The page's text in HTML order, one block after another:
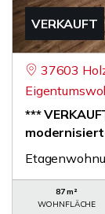
VERKAUFT
37603
***
87 m²
WOHNFLÄCHE